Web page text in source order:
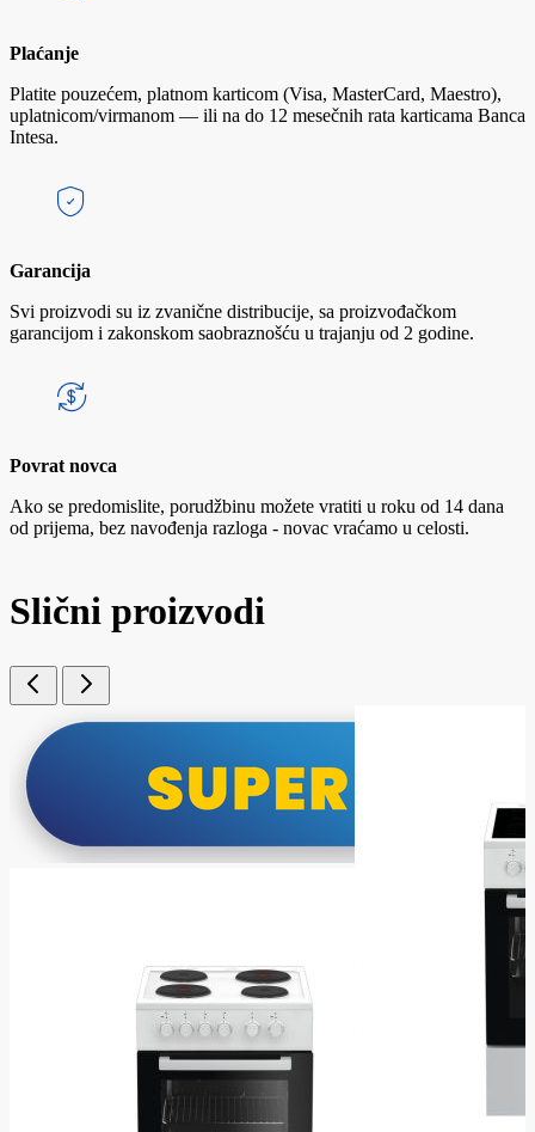
Plaćanje
Platite pouzećem, platnom karticom (Visa, MasterCard, Maestro),
uplatnicom/virmanom — ili na do 12 mesečnih rata karticama Banca
Intesa.
Garancija
Svi proizvodi su iz zvanične distribucije, sa proizvođačkom
garancijom i zakonskom saobraznošću u trajanju od 2 godine.
Povrat novca
Ako se predomislite, porudžbinu možete vratiti u roku od 14 dana
od prijema, bez navođenja razloga - novac vraćamo u celosti.
Slični proizvodi